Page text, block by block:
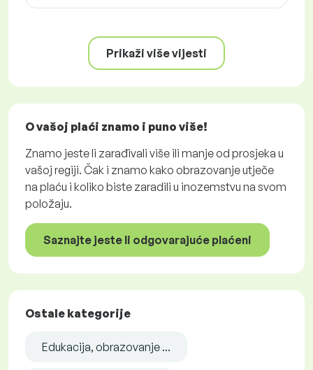
Prikaži više vijesti
O vašoj plaći znamo i puno više!
Znamo jeste li zarađivali više ili manje od prosjeka u
vašoj regiji. Čak i znamo kako obrazovanje utječe
na plaću i koliko biste zaradili u inozemstvu na svom
položaju.
Saznajte jeste li odgovarajuće plaćeni
Ostale kategorije
Edukacija, obrazovanje ...